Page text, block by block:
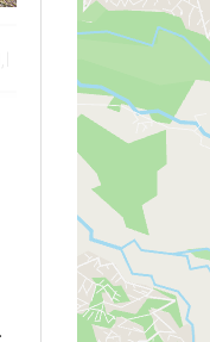
km : Le Chemin des